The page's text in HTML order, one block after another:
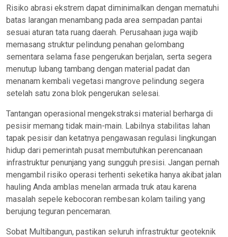
Risiko abrasi ekstrem dapat diminimalkan dengan mematuhi
batas larangan menambang pada area sempadan pantai
sesuai aturan tata ruang daerah. Perusahaan juga wajib
memasang struktur pelindung penahan gelombang
sementara selama fase pengerukan berjalan, serta segera
menutup lubang tambang dengan material padat dan
menanam kembali vegetasi mangrove pelindung segera
setelah satu zona blok pengerukan selesai.
Tantangan operasional mengekstraksi material berharga di
pesisir memang tidak main-main. Labilnya stabilitas lahan
tapak pesisir dan ketatnya pengawasan regulasi lingkungan
hidup dari pemerintah pusat membutuhkan perencanaan
infrastruktur penunjang yang sungguh presisi. Jangan pernah
mengambil risiko operasi terhenti seketika hanya akibat jalan
hauling Anda amblas menelan armada truk atau karena
masalah sepele kebocoran rembesan kolam tailing yang
berujung teguran pencemaran.
Sobat Multibangun, pastikan seluruh infrastruktur geoteknik